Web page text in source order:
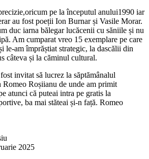
pe la începutul anului1990 iar
au fost poeții Ion Burnar și Vasile Morar.
duc iarna bălegar lucăcenii cu săniile și nu
Am cumparat vreo 15 exemplare pe care
le-am împrăștiat strategic, la dascălii din
câteva și la căminul cultural.
invitat să lucrez la săptămânalul
Romeo Roșiianu de unde am primit
atunci că puteai intra pe gratis la
ba mai stăteai și-n față. Romeo
2025